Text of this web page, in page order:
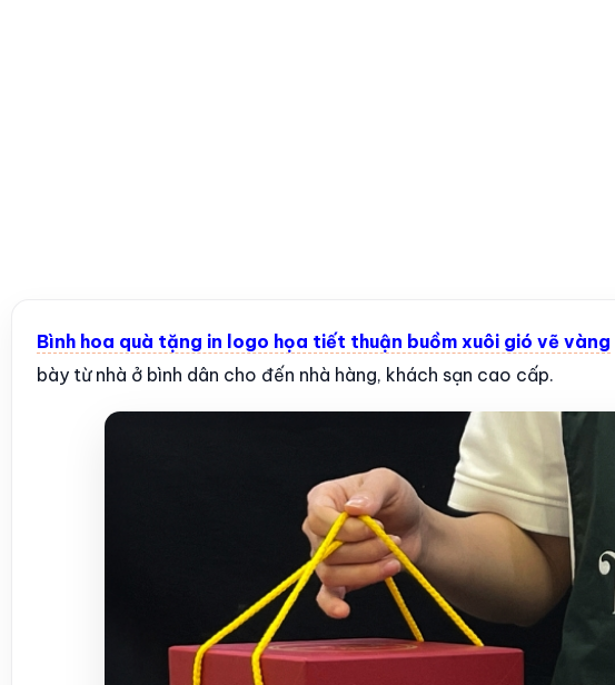
Bình hoa quà tặng in logo họa tiết thuận buồm xuôi gió vẽ vàng
bày từ nhà ở bình dân cho đến nhà hàng, khách sạn cao cấp.